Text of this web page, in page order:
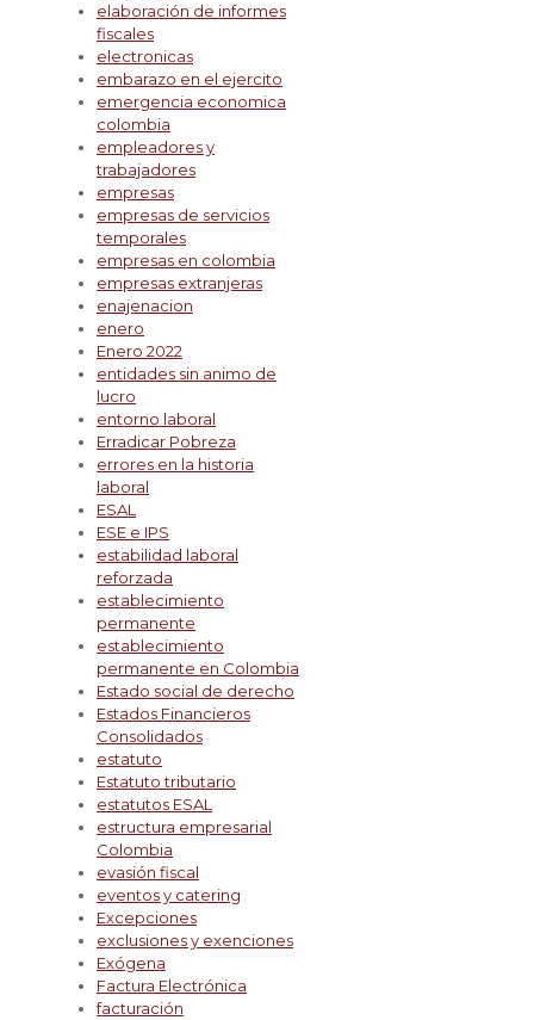
elaboración de informes
fiscales
electronicas
embarazo en el ejercito
emergencia economica
colombia
empleadores y
trabajadores
empresas
empresas de servicios
temporales
empresas en colombia
empresas extranjeras
enajenacion
enero
Enero 2022
entidades sin animo de
lucro
entorno laboral
Erradicar Pobreza
errores en la historia
laboral
ESAL
ESE e IPS
estabilidad laboral
reforzada
establecimiento
permanente
establecimiento
permanente en Colombia
Estado social de derecho
Estados Financieros
Consolidados
estatuto
Estatuto tributario
estatutos ESAL
estructura empresarial
Colombia
evasión fiscal
eventos y catering
Excepciones
exclusiones y exenciones
Exógena
Factura Electrónica
facturación